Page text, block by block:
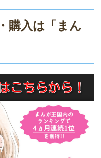
購入は「まん